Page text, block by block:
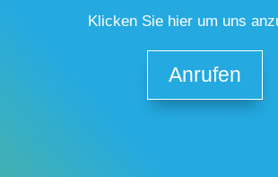
Klicken Sie hier um uns
Anrufen